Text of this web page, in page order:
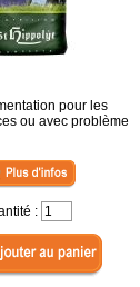
pour les
ou avec problème
: